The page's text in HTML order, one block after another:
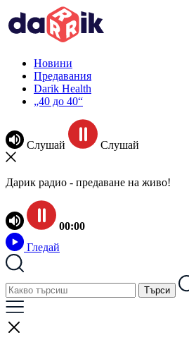
Новини
Предавания
Darik Health
„40 до 40“
Слушай Слушай
Дарик радио - предаване на живо!
00:00
Гледай